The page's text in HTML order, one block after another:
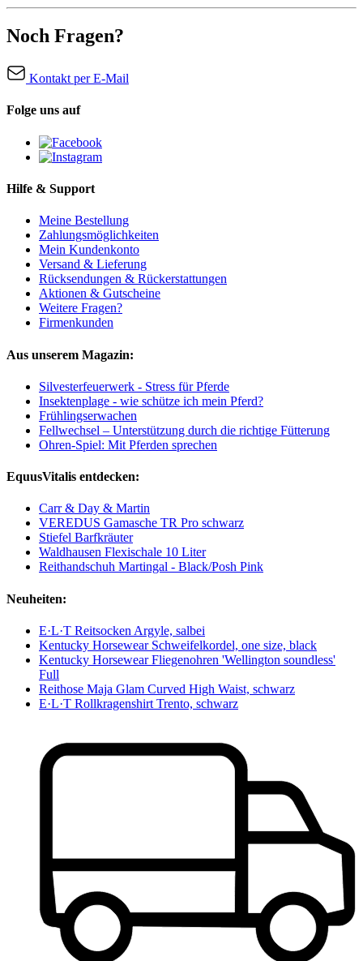
Noch Fragen?
Kontakt per E-Mail
Folge uns auf
Hilfe & Support
Meine Bestellung
Zahlungsmöglichkeiten
Mein Kundenkonto
Versand & Lieferung
Rücksendungen & Rückerstattungen
Aktionen & Gutscheine
Weitere Fragen?
Firmenkunden
Aus unserem Magazin:
Silvesterfeuerwerk - Stress für Pferde
Insektenplage - wie schütze ich mein Pferd?
Frühlingserwachen
Fellwechsel – Unterstützung durch die richtige Fütterung
Ohren-Spiel: Mit Pferden sprechen
EquusVitalis entdecken:
Carr & Day & Martin
VEREDUS Gamasche TR Pro schwarz
Stiefel Barfkräuter
Waldhausen Flexischale 10 Liter
Reithandschuh Martingal - Black/Posh Pink
Neuheiten:
E·L·T Reitsocken Argyle, salbei
Kentucky Horsewear Schweifelkordel, one size, black
Kentucky Horsewear Fliegenohren 'Wellington soundless'
Full
Reithose Maja Glam Curved High Waist, schwarz
E·L·T Rollkragenshirt Trento, schwarz